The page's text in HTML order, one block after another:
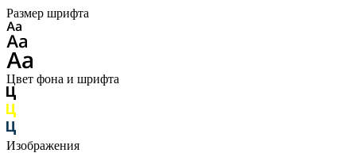
Размер шрифта
Цвет фона и шрифта
Изображения